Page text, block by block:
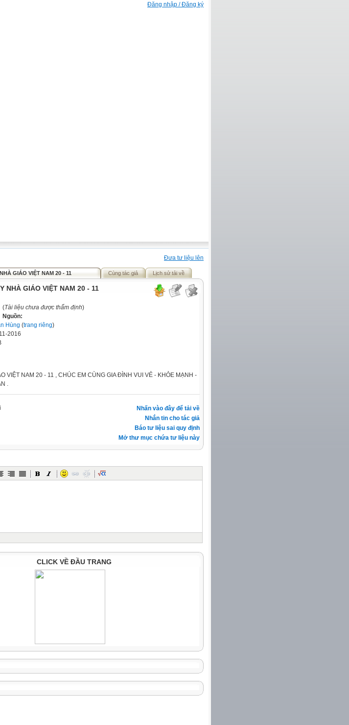
Đăng nhập / Đăng ký
Đưa tư liệu lên
GIÁO VIỆT NAM 20 - 11 Cùng tác giả Lịch sử tải về
NHÀ GIÁO VIỆT NAM 20 - 11
(Tài liệu chưa được thẩm định)
Nguồn:
Hùng (trang riêng)
2016
VIỆT NAM 20 - 11 , CHÚC EM CÙNG GIA ĐÌNH VUI VẺ - KHỎE MẠNH -
.
Nhấn vào đây để tải về
Nhắn tin cho tác giả
Báo tư liệu sai quy định
Mở thư mục chứa tư liệu này
CLICK VỀ ĐẦU TRANG